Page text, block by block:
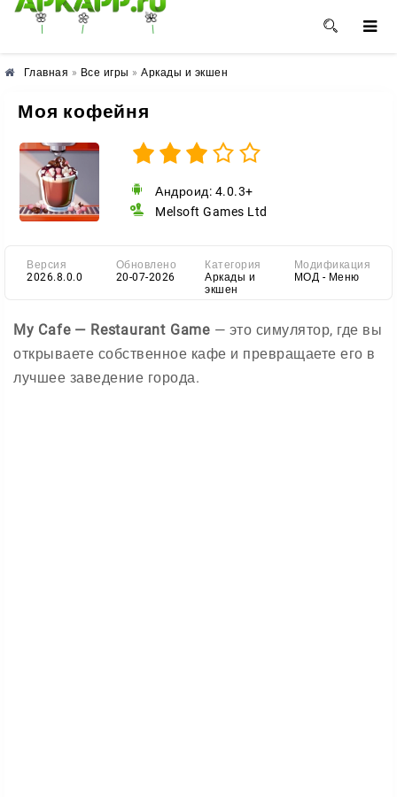
🌸 🌼 🌺
Главная » Все игры » Аркады и экшен
Моя кофейня
Андроид: 4.0.3+
Melsoft Games Ltd
Версия
2026.8.0.0
Обновлено
20-07-2026
Категория
Аркады и
экшен
Модификация
МОД - Меню
My Cafe — Restaurant Game — это симулятор, где вы
открываете собственное кафе и превращаете его в
лучшее заведение города.